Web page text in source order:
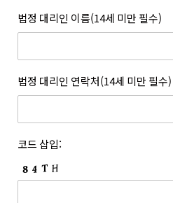
서비스 연동을 통해 수집된 전자우편
권익 및 비밀보호를 위하여 회원 스
등록한 문자와 숫자의 조합을 말합
있는 쿠폰을 말합니다.
7. 위 항에서 정의되지 않은 약관 상
거래관행에 따릅니다.
있습니다.
어떠한 용도와 방식으로 이용되고
어떠한 조치가 취해지고 있는지 알려
개정하는 경우 개정 이유 및 내용에
보호하고 있습니다.
1. 개인정보의 수집 및 이용목적
수집시기
구분
법정 대리인 이름(14세 미만 필수)
법정 대리인 연락처(14세 미만 필수)
코드 삽입: